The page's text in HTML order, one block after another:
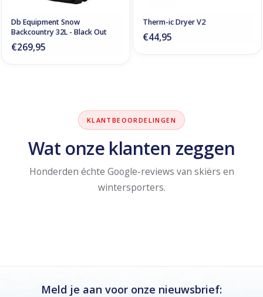
Db Equipment Snow
Backcountry 32L - Black Out
€269,95
Therm-ic Dryer V2
€44,95
KLANTBEOORDELINGEN
Wat onze klanten zeggen
Honderden échte Google-reviews van skiërs en
wintersporters.
Meld je aan voor onze nieuwsbrief: